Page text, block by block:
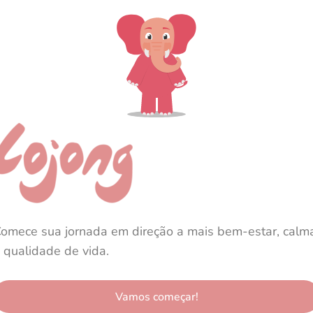
sua jornada em direção a mais bem-estar,
qualidade de vida.
Vamos começar!